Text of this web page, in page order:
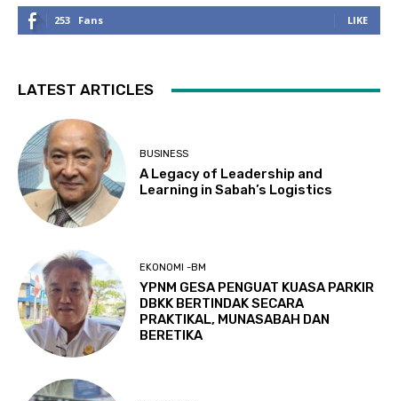
253 Fans LIKE
LATEST ARTICLES
BUSINESS
A Legacy of Leadership and
Learning in Sabah’s Logistics
EKONOMI -BM
YPNM GESA PENGUAT KUASA PARKIR
DBKK BERTINDAK SECARA
PRAKTIKAL, MUNASABAH DAN
BERETIKA